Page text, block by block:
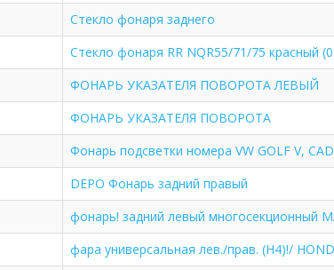
Стекло фонаря заднего
Стекло фонаря RR NQR55/71/75 красный
ФОНАРЬ УКАЗАТЕЛЯ ПОВОРОТА ЛЕВЫЙ
ФОНАРЬ УКАЗАТЕЛЯ ПОВОРОТА
Фонарь подсветки номера VW GOLF V,
DEPO Фонарь задний правый
фонарь! задний левый многосекционный
фара универсальная лев./прав. (H4)!/